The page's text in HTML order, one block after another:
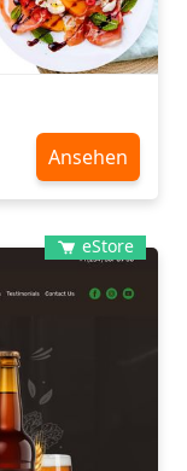
Ansehen
eStore